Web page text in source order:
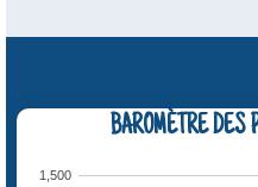
BAROMÈTRE DES
1,500